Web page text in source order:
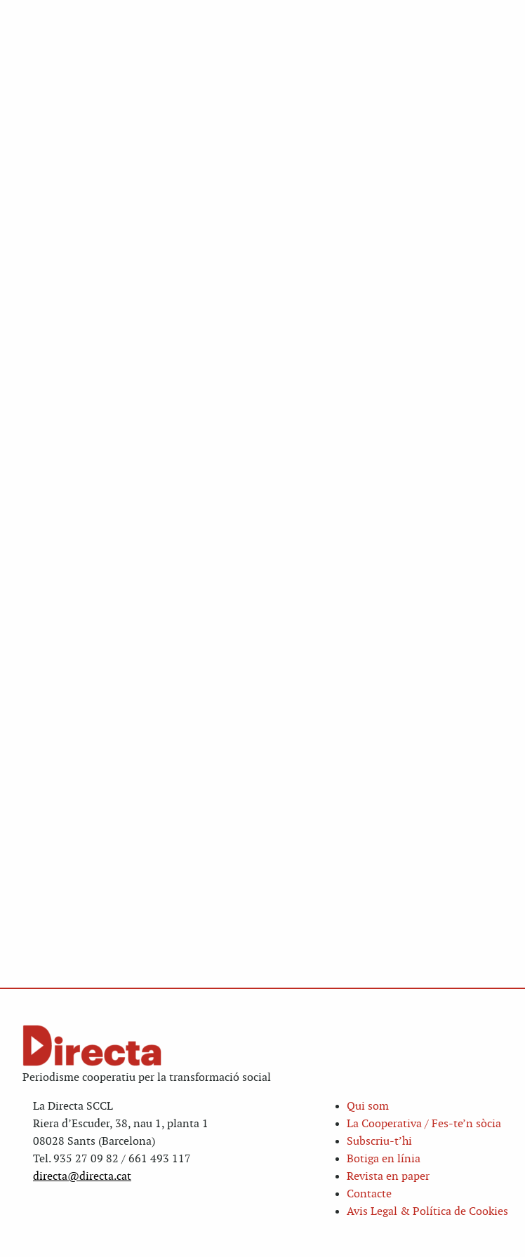
Periodisme cooperatiu per la transformació social
La Directa SCCL
Riera d’Escuder, 38, nau 1, planta 1
08028 Sants (Barcelona)
Tel. 935 27 09 82 / 661 493 117
directa@directa.cat
Qui som
La Cooperativa / Fes-te’n sòcia
Subscriu-t’hi
Botiga en línia
Revista en paper
Contacte
Avis Legal & Política de Cookies